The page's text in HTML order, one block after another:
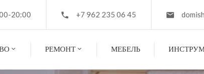
20:00 +7 962 235 06 45
РЕМОНТ МЕБЕЛЬ